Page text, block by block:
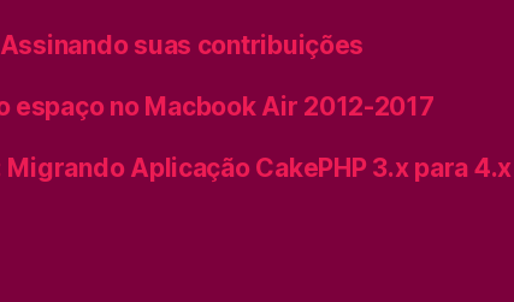
Assinando suas contribuições
espaço no Macbook Air 2012-2017
Migrando Aplicação CakePHP 3.x para 4.x